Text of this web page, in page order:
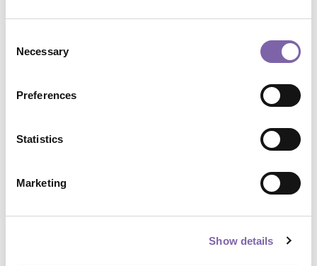
Selection
Necessary
Preferences
Statistics
Marketing
Show details